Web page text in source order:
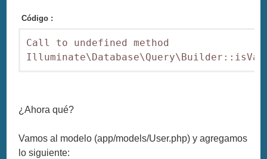
Código :
Call to undefined method
¿Ahora qué?
Vamos al modelo (app/models/User.php) y agregamos
lo siguiente: